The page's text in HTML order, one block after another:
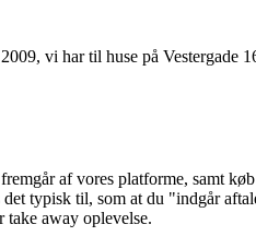
vi har til huse på Vestergade
af vores platforme, samt
typisk til, som at du "indgår
take away oplevelse.